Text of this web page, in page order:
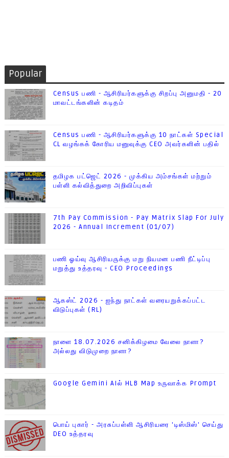
Popular
Census பணி - ஆசிரியர்களுக்கு சிறப்பு அனுமதி - 20
மாவட்டங்களின் கடிதம்
Census பணி - ஆசிரியர்களுக்கு 10 நாட்கள் Special
CL வழங்கக் கோரிய மனுவுக்கு CEO அவர்களின் பதில்
தமிழக பட்ஜெட் 2026 - முக்கிய அம்சங்கள் மற்றும்
பள்ளி கல்வித்துறை அறிவிப்புகள்
7th Pay Commission - Pay Matrix Slap For July
2026 - Annual Increment (01/07)
பணி ஓய்வு ஆசிரியருக்கு மறு நியமன பணி நீட்டிப்பு
மறுத்து உத்தரவு - CEO Proceedings
ஆகஸ்ட் 2026 - ஐந்து நாட்கள் வரையறுக்கப்பட்ட
விடுப்புகள் (RL)
நாளை 18.07.2026 சனிக்கிழமை வேலை நாளா?
அல்லது விடுமுறை நாளா?
Google Gemini AIல் HLB Map உருவாக்க Prompt
பொய் புகார் - அரசுப்பள்ளி ஆசிரியரை 'டிஸ்மிஸ்' செய்து
DEO உத்தரவு